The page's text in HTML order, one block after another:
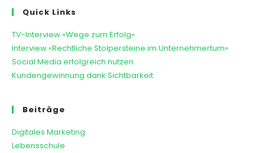
Quick Links
TV-Interview «Wege zum Erfolg»
Interview «Rechtliche Stolpersteine im Unternehmertum»
Social Media erfolgreich nutzen
Kundengewinnung dank Sichtbarkeit
Beiträge
Digitales Marketing
Lebensschule